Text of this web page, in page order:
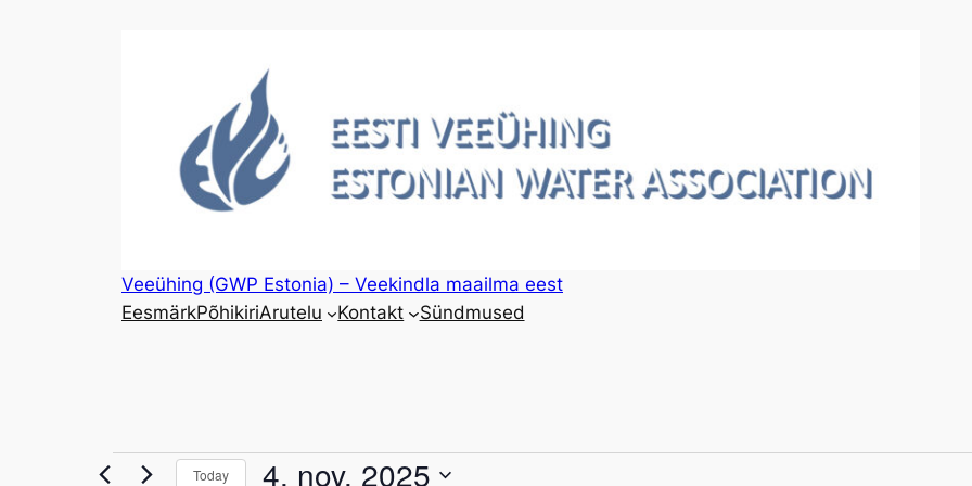
Veeühing (GWP Estonia) – Veekindla maailma eest
EesmärkPõhikiriArutelu Kontakt Sündmused
Today 4. nov. 2025